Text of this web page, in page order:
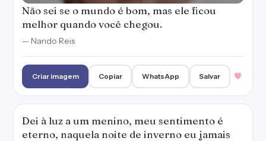
Não sei se o mundo é bom, mas ele ficou
melhor quando você chegou.
— Nando Reis
Criar imagem Copiar WhatsApp Salvar
Dei à luz a um menino, meu sentimento é
eterno, naquela noite de inverno eu jamais